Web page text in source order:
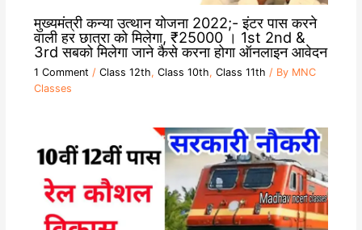
मुख्यमंत्री कन्या उत्थान योजना 2022;- इंटर पास करने
वाली हर छात्रा को मिलेगा, ₹25000 । 1st 2nd &
3rd सबको मिलेगा जाने कैसे करना होगा ऑनलाइन आवेदन
1 Comment / Class 12th, Class 10th, Class 11th / By MNC
Classes